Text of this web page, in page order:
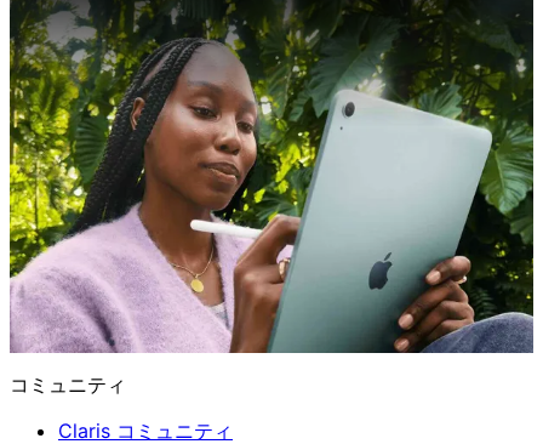
コミュニティ
Claris コミュニティ